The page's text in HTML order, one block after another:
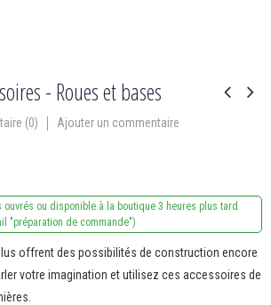
- Roues et bases
(0) Ajouter un commentaire
ouvrés ou disponible à la boutique 3 heures plus tard
"préparation de commande")
offrent des possibilités de construction encore
votre imagination et utilisez ces accessoires de